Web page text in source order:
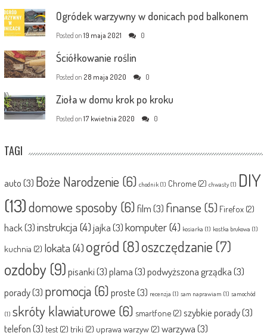
Ogródek warzywny w donicach pod balkonem
Posted on 19 maja 2021 0
Ściółkowanie roślin
Posted on 28 maja 2020 0
Zioła w domu krok po kroku
Posted on 17 kwietnia 2020 0
TAGI
auto(3) Boże Narodzenie (6) chodnik(1) Chrome(2) chwasty(1) DIY
(13)domowe sposoby (6)film(3) finanse (5) Firefox(2)
hack(3)instrukcja (4)jajka(3)komputer(4) kosiarka (1) kostka brukowa (1)
kuchnia (2) lokata (4) ogród (8)oszczędzanie (7)
ozdoby (9)pisanki(3)plama(3)podwyższona grządka(3)
porady(3) promocja(6)proste(3) recenzja (1) sam naprawiam (1) samochód
(1) skróty klawiaturowe (6) smartfone(2) szybkie porady(3)
telefon(3) test(2) triki (2) uprawa warzyw(2) warzywa(3)